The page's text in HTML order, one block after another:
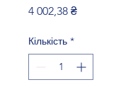
4 002,38 ₴Ціна
Кількість *